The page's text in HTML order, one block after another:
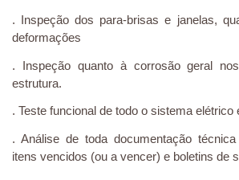
. Inspeção dos para-brisas e janelas,
deformações
. Inspeção quanto à corrosão geral
estrutura.
. Teste funcional de todo o sistema elétrico
. Análise de toda documentação
itens vencidos (ou a vencer) e boletins de